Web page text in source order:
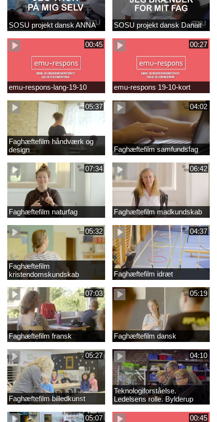
SOSU projekt dansk ANNA SOSU projekt dansk Danait
00:45
emu-respons-lang-19-10
00:27
emu-respons 19-10-kort
05:37
Faghæftefilm håndværk og
design
04:02
Faghæftefilm samfundsfag
07:34
Faghæftefilm naturfag
06:42
Faghæftefilm madkundskab
05:32
Faghæftefilm
kristendomskundskab
04:37
Faghæftefilm idræt
07:03
Faghæftefilm fransk
05:19
Faghæftefilm dansk
05:27
Faghæftefilm billedkunst
04:10
Teknologiforståelse.
Ledelsens rolle. Bylderup
Skole
05:07
00:45